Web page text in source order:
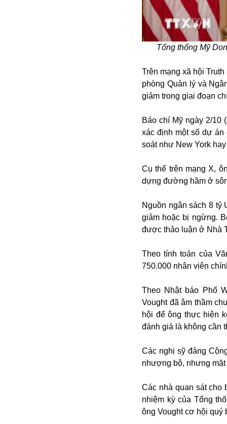
Tổng thống Mỹ
Trên mạng xã hội
phòng Quản lý và
giảm trong giai đoạn
Báo chí Mỹ ngày 2/10
xác định một số dự án
soát như New York
Cụ thể trên mạng X,
dựng đường hầm ở
Nguồn ngân sách 8 tỷ
giảm hoặc bị ngừng.
được thảo luận ở Nhà
Theo tính toán của
750.000 nhân viên
Theo Nhật báo Phố
Vought đã âm thầm
hội để ông thực hiện
đánh giá là không cần
Các nghị sỹ đảng
nhượng bộ, nhưng mặt
Các nhà quan sát cho
nhiệm kỳ của Tổng
ông Vought cơ hội quý